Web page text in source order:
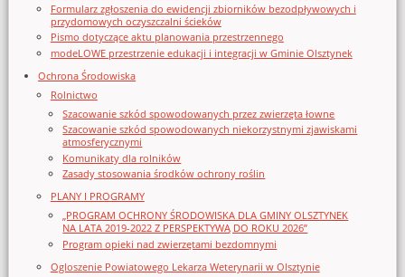
Formularz zgłoszenia do ewidencji zbiorników bezodpływowych i
przydomowych oczyszczalni ścieków
Pismo dotyczące aktu planowania przestrzennego
modeLOWE przestrzenie edukacji i integracji w Gminie Olsztynek
Ochrona Środowiska
Rolnictwo
Szacowanie szkód spowodowanych przez zwierzęta łowne
Szacowanie szkód spowodowanych niekorzystnymi zjawiskami
atmosferycznymi
Komunikaty dla rolników
Zasady stosowania środków ochrony roślin
PLANY I PROGRAMY
„PROGRAM OCHRONY ŚRODOWISKA DLA GMINY OLSZTYNEK
NA LATA 2019-2022 Z PERSPEKTYWĄ DO ROKU 2026”
Program opieki nad zwierzętami bezdomnymi
Ogloszenie Powiatowego Lekarza Weterynarii w Olsztynie